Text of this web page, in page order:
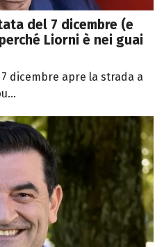
del 7 dicembre (e
Liorni è nei guai
7 dicembre apre la strada a